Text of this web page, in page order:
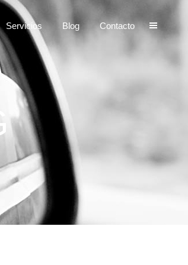
Servicios Blog Contacto